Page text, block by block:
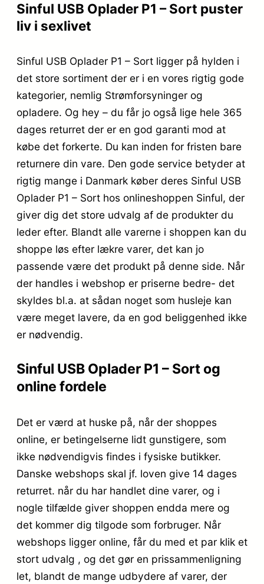
Sinful USB Oplader P1 – Sort puster
liv i sexlivet
Sinful USB Oplader P1 – Sort ligger på hylden i
det store sortiment der er i en vores rigtig gode
kategorier, nemlig Strømforsyninger og
opladere. Og hey – du får jo også lige hele 365
dages returret der er en god garanti mod at
købe det forkerte. Du kan inden for fristen bare
returnere din vare. Den gode service betyder at
rigtig mange i Danmark køber deres Sinful USB
Oplader P1 – Sort hos onlineshoppen Sinful, der
giver dig det store udvalg af de produkter du
leder efter. Blandt alle varerne i shoppen kan du
shoppe løs efter lækre varer, det kan jo
passende være det produkt på denne side. Når
der handles i webshop er priserne bedre- det
skyldes bl.a. at sådan noget som husleje kan
være meget lavere, da en god beliggenhed ikke
er nødvendig.
Sinful USB Oplader P1 – Sort og
online fordele
Det er værd at huske på, når der shoppes
online, er betingelserne lidt gunstigere, som
ikke nødvendigvis findes i fysiske butikker.
Danske webshops skal jf. loven give 14 dages
returret. når du har handlet dine varer, og i
nogle tilfælde giver shoppen endda mere og
det kommer dig tilgode som forbruger. Når
webshops ligger online, får du med et par klik et
stort udvalg , og det gør en prissammenligning
let, blandt de mange udbydere af varer, der